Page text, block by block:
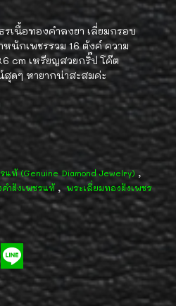
เนื้อทองคำลงยา เลี่ยมกรอบ
หนักเพชรรวม 16 ตังค์ ความ
cm เหรียญสวยกริ๊ป โค๊ต
ดๆ หายากน่าสะสมค่ะ
แท้ (Genuine Diamond Jewelry) ,
ำฝังเพชรแท้ , พระเลี่ยมทองฝังเพชร